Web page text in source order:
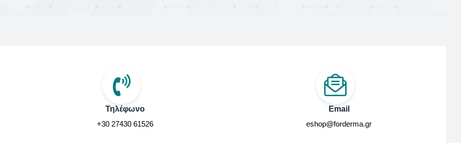
Τηλέφωνο
+30 27430 61526
Email
eshop@forderma.gr